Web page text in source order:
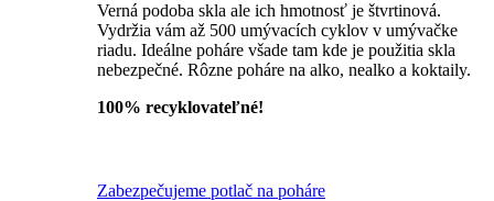
Verná podoba skla ale ich hmotnosť je štvrtinová.
Vydržia vám až 500 umývacích cyklov v umývačke
riadu. Ideálne poháre všade tam kde je použitia skla
nebezpečné. Rôzne poháre na alko, nealko a koktaily.
100% recyklovateľné!
Zabezpečujeme potlač na poháre